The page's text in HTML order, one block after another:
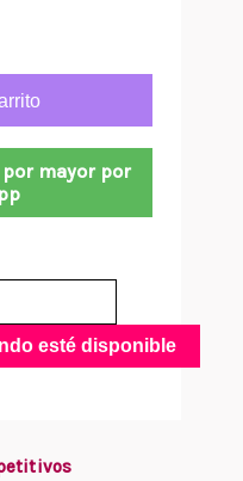
mayor por
esté disponible